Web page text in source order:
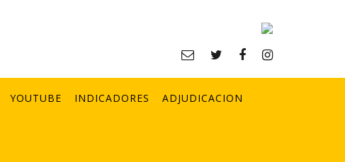
YOUTUBE INDICADORES ADJUDICACION